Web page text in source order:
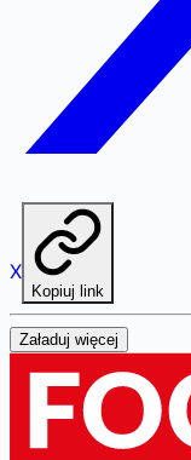
X
Kopiuj link
Załaduj więcej